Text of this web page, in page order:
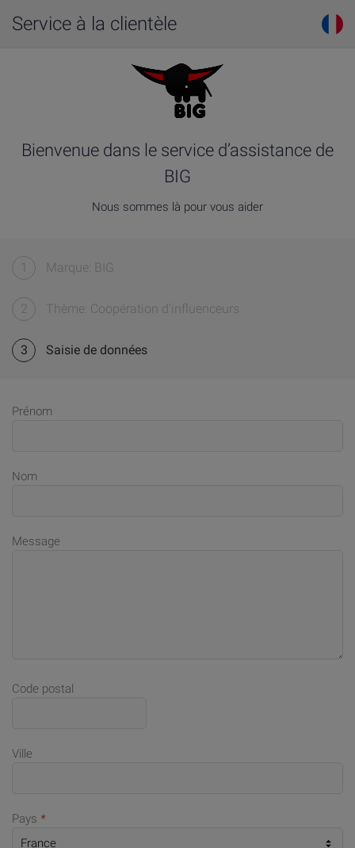
Service à la clientèle
Bienvenue dans le service d’assistance de
BIG
Nous sommes là pour vous aider
1 Marque: BIG
2 Thème: Coopération d'influenceurs
3 Saisie de données
Prénom
Nom
Message
Code postal
Ville
Pays *